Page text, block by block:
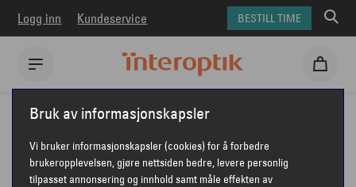
Logg inn Kundeservice BESTILL TIME
Interoptik Briller Gucci briller Gucci GG1847O
GUCCI GG1847O
Bruk av informasjonskapsler
Vi bruker informasjonskapsler (cookies) for å forbedre
brukeropplevelsen, gjøre nettsiden bedre, levere personlig
tilpasset annonsering og innhold samt måle effekten av